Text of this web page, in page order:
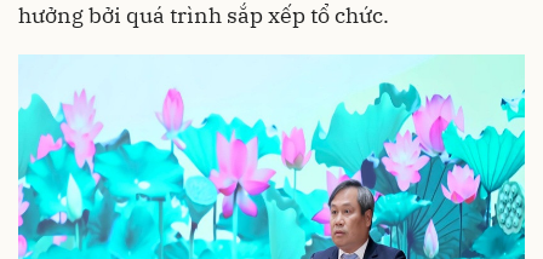
hưởng bởi quá trình sắp xếp tổ chức.